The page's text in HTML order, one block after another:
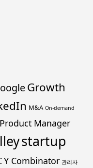
Growth
M&A On-demand
Product Manager
startup
Y Combinator 관리자